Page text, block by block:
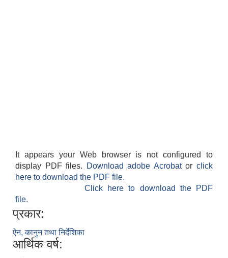
It appears your Web browser is not configured to
display PDF files.
Download adobe Acrobatorclick
here to download the PDF file.
Click here to download the PDF
file.
प्रकार:
ऐन, कानुन तथा निर्देशिका
आर्थिक वर्ष: